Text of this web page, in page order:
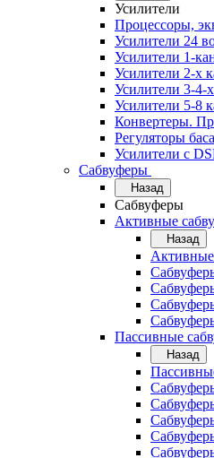
Усилители
Процессоры,
Усилители 24
Усилители 1-
Усилители 2-х
Усилители 3-4-
Усилители 5-8
Конвертеры.
Регуляторы баса
Усилители с
Сабвуферы
Назад
Сабвуферы
Активные
Назад
Пассивные
Назад